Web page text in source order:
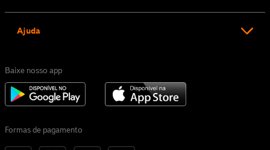
Ajuda
Baixe nosso app
Formas de pagamento